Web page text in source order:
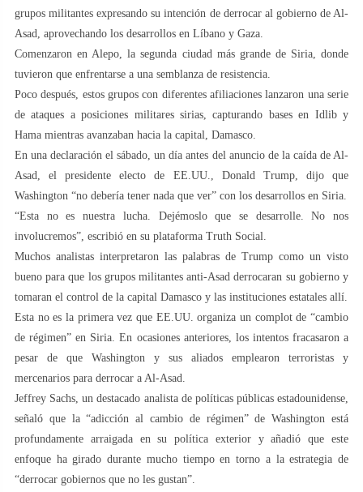
grupos militantes expresando su intención de derrocar al gobierno de Al-
Asad, aprovechando los desarrollos en Líbano y Gaza.
Comenzaron en Alepo, la segunda ciudad más grande de Siria, donde
tuvieron que enfrentarse a una semblanza de resistencia.
Poco después, estos grupos con diferentes afiliaciones lanzaron una serie
de ataques a posiciones militares sirias, capturando bases en Idlib y
Hama mientras avanzaban hacia la capital, Damasco.
En una declaración el sábado, un día antes del anuncio de la caída de Al-
Asad, el presidente electo de EE.UU., Donald Trump, dijo que
Washington “no debería tener nada que ver” con los desarrollos en Siria.
“Esta no es nuestra lucha. Dejémoslo que se desarrolle. No nos
involucremos”, escribió en su plataforma Truth Social.
Muchos analistas interpretaron las palabras de Trump como un visto
bueno para que los grupos militantes anti-Asad derrocaran su gobierno y
tomaran el control de la capital Damasco y las instituciones estatales allí.
Esta no es la primera vez que EE.UU. organiza un complot de “cambio
de régimen” en Siria. En ocasiones anteriores, los intentos fracasaron a
pesar de que Washington y sus aliados emplearon terroristas y
mercenarios para derrocar a Al-Asad.
Jeffrey Sachs, un destacado analista de políticas públicas estadounidense,
señaló que la “adicción al cambio de régimen” de Washington está
profundamente arraigada en su política exterior y añadió que este
enfoque ha girado durante mucho tiempo en torno a la estrategia de
“derrocar gobiernos que no les gustan”.